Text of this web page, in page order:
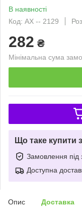
В наявності
Код: АХ -- 2129
282 ₴
Мінімальна сума
Що таке купити
Замовлення під
Доступна
Опис Доставка